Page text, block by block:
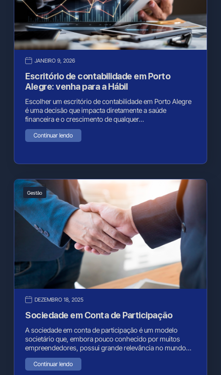
JANEIRO 9, 2026
Escritório de contabilidade em Porto
Alegre: venha para a Hábil
Escolher um escritório de contabilidade em Porto Alegre
é uma decisão que impacta diretamente a saúde
financeira e o crescimento de qualquer…
Continuar lendo
Gestão
DEZEMBRO 18, 2025
Sociedade em Conta de Participação
A sociedade em conta de participação é um modelo
societário que, embora pouco conhecido por muitos
empreendedores, possui grande relevância no mundo…
Continuar lendo